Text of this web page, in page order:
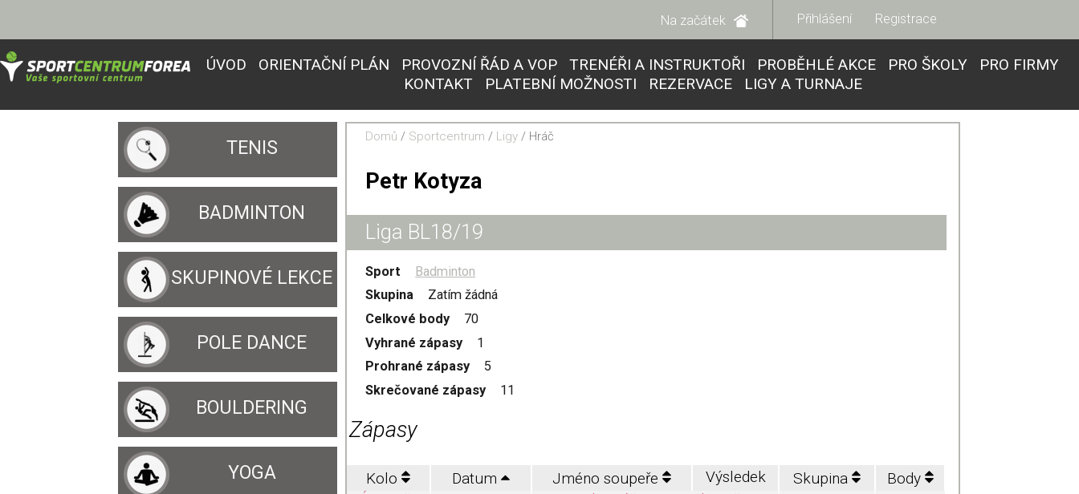
Přihlášení Registrace
Na začátek
ÚVOD ORIENTAČNÍ PLÁN PROVOZNÍ ŘÁD A VOP TRENÉŘI A INSTRUKTOŘI PROBĚHLÉ AKCE PRO ŠKOLY
PRO FIRMY
KONTAKT
PLATEBNÍ MOŽNOSTI REZERVACE LIGY A TURNAJE
TENIS
BADMINTON
SKUPINOVÉ LEKCE
POLE DANCE
BOULDERING
YOGA
Domů / Sportcentrum / Ligy/ Hráč
Petr Kotyza
Liga BL18/19
Sport
Badminton
Skupina
Zatím žádná
Celkové body
70
Vyhrané zápasy
1
Prohrané zápasy
5
Skrečované zápasy
11
Zápasy
Kolo Datum Jméno soupeře Výsledek Skupina Body